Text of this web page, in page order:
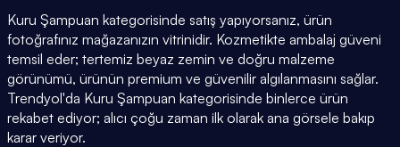
Kuru Şampuan kategorisinde satış yapıyorsanız, ürün
fotoğrafınız mağazanızın vitrinidir. Kozmetikte ambalaj güveni
temsil eder; tertemiz beyaz zemin ve doğru malzeme
görünümü, ürünün premium ve güvenilir algılanmasını sağlar.
Trendyol'da Kuru Şampuan kategorisinde binlerce ürün
rekabet ediyor; alıcı çoğu zaman ilk olarak ana görsele bakıp
karar veriyor.